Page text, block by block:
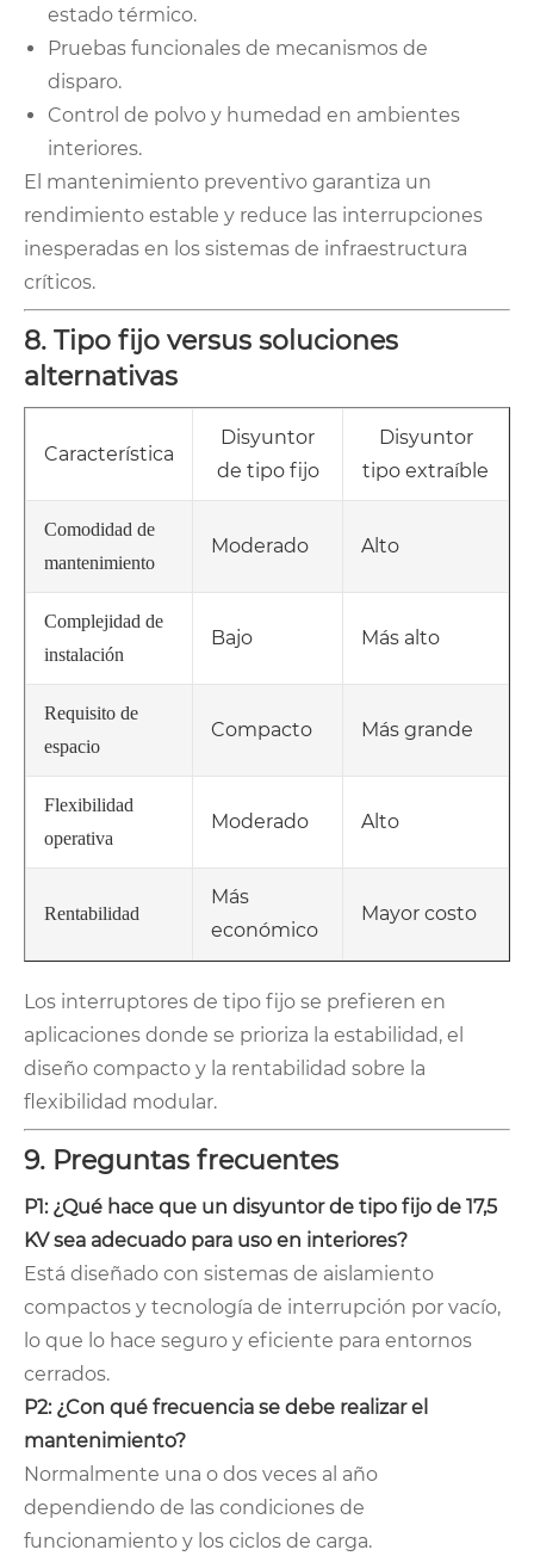
estado térmico.
Pruebas funcionales de mecanismos de
disparo.
Control de polvo y humedad en ambientes
interiores.
El mantenimiento preventivo garantiza un
rendimiento estable y reduce las interrupciones
inesperadas en los sistemas de infraestructura
críticos.
8. Tipo fijo versus soluciones
alternativas
Característica
Disyuntor
de tipo fijo
Disyuntor
tipo extraíble
Comodidad de
mantenimiento
Moderado Alto
Complejidad de
instalación
Bajo Más alto
Requisito de
espacio
Compacto Más grande
Flexibilidad
operativa
Moderado Alto
Rentabilidad
Más
económico
Mayor costo
Los interruptores de tipo fijo se prefieren en
aplicaciones donde se prioriza la estabilidad, el
diseño compacto y la rentabilidad sobre la
flexibilidad modular.
9. Preguntas frecuentes
P1: ¿Qué hace que un disyuntor de tipo fijo de 17,5
KV sea adecuado para uso en interiores?
Está diseñado con sistemas de aislamiento
compactos y tecnología de interrupción por vacío,
lo que lo hace seguro y eficiente para entornos
cerrados.
P2: ¿Con qué frecuencia se debe realizar el
mantenimiento?
Normalmente una o dos veces al año
dependiendo de las condiciones de
funcionamiento y los ciclos de carga.